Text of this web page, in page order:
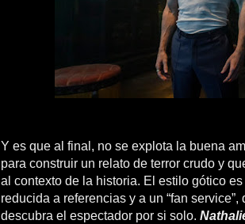
Y es que al final, no se explota la buena
para construir un relato de terror crudo y
al contexto de la historia. El estilo gótico
reducida a referencias y a un “fan
descubra el espectador por si solo.